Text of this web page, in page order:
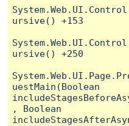
ursive() +153
ursive() +250
uestMain(Boolean
, Boolean